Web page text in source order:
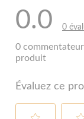
0.0 0
0
produit
Évaluez ce